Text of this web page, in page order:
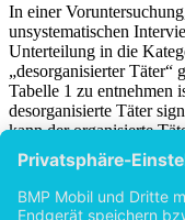
In einer
unsystematischen
Unterteilung in die
„desorganisierter Täter“
Tabelle 1 zu entnehmen
desorganisierte Täter
kann der organisierte
angepasst betrachtet
seinen Alltag gut
Diese Eigenschaften
Allgemeinen (Holmes